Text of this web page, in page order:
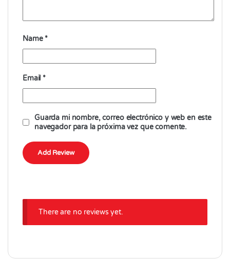
Name *
Email *
Guarda mi nombre, correo electrónico y web en este
navegador para la próxima vez que comente.
There are no reviews yet.